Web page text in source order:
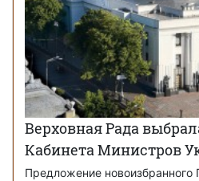
Верховная Рада
Кабинета Министров
Предложение